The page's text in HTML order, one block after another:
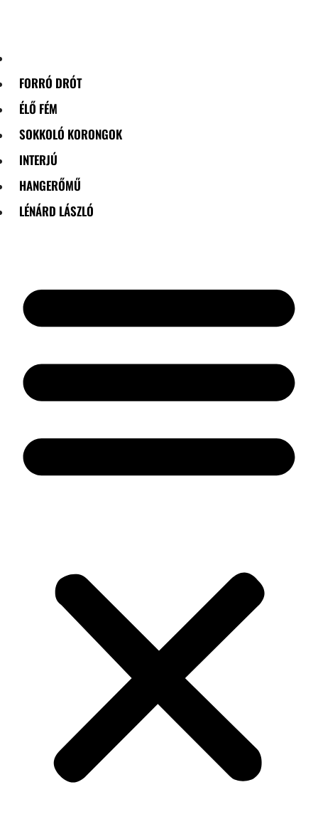
FORRÓ DRÓT
ÉLŐ FÉM
SOKKOLÓ KORONGOK
INTERJÚ
HANGERŐMŰ
LÉNÁRD LÁSZLÓ